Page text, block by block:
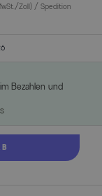
Zoll) / Spedition
Bezahlen und